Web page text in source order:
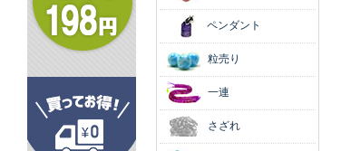
ペンダント
粒売り
一連
さざれ